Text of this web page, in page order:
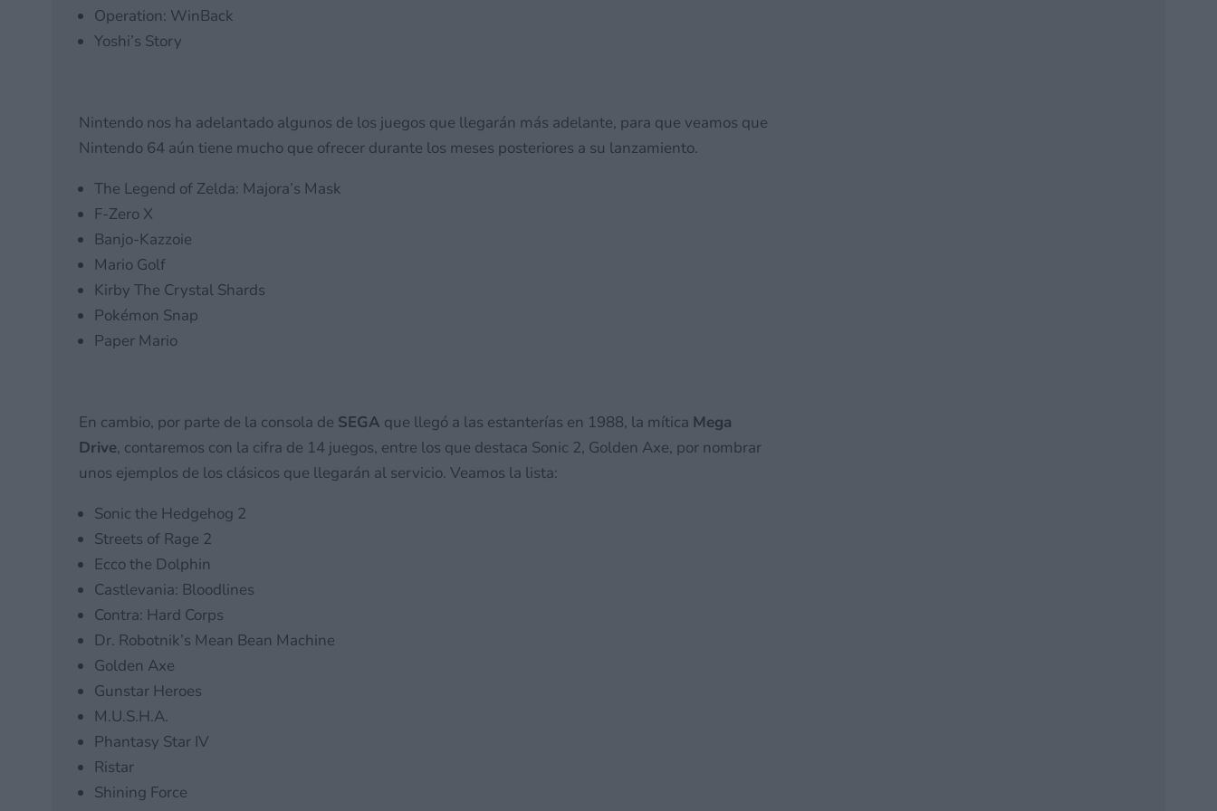
Operation: WinBack
Yoshi’s Story
Nintendo nos ha adelantado algunos de los juegos que llegarán más adelante, para que veamos que
Nintendo 64 aún tiene mucho que ofrecer durante los meses posteriores a su lanzamiento.
The Legend of Zelda: Majora’s Mask
F-Zero X
Banjo-Kazzoie
Mario Golf
Kirby The Crystal Shards
Pokémon Snap
Paper Mario
En cambio, por parte de la consola de SEGA que llegó a las estanterías en 1988, la mítica Mega
Drive, contaremos con la cifra de 14 juegos, entre los que destaca Sonic 2, Golden Axe, por nombrar
unos ejemplos de los clásicos que llegarán al servicio. Veamos la lista:
Sonic the Hedgehog 2
Streets of Rage 2
Ecco the Dolphin
Castlevania: Bloodlines
Contra: Hard Corps
Dr. Robotnik’s Mean Bean Machine
Golden Axe
Gunstar Heroes
M.U.S.H.A.
Phantasy Star IV
Ristar
Shining Force